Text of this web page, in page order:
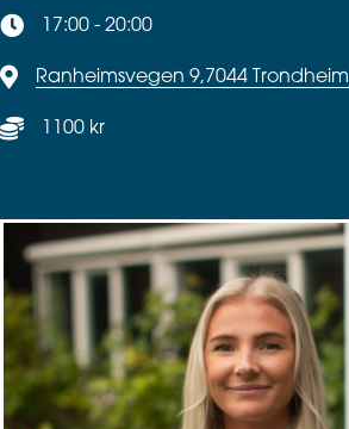
17:00 - 20:00
Ranheimsvegen 9,7044 Trondheim
1100 kr